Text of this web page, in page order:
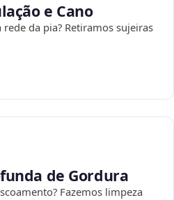
e Cano
da pia? Retiramos sujeiras
de Gordura
Fazemos limpeza